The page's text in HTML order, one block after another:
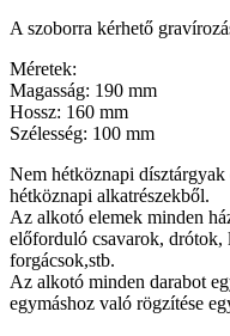
A szoborra kérhető
Méretek:
Magasság: 190 mm
Hossz: 160 mm
Szélesség: 100 mm
Nem hétköznapi dísztárgyak
hétköznapi alkatrészekből.
Az alkotó elemek minden
előforduló csavarok, drótok,
forgácsok,stb.
Az alkotó minden darabot
egymáshoz való rögzítése